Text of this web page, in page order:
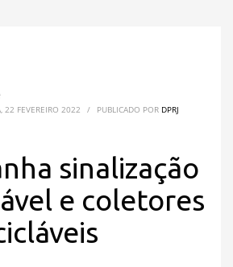
22 FEVEREIRO 2022 / PUBLICADO POR DPRJ
sinalização
e coletores